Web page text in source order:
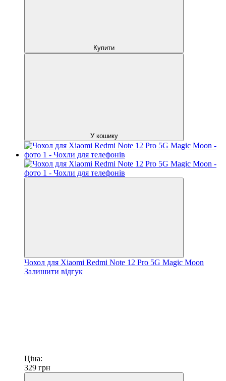
Купити
У кошику
Чохол для Xiaomi Redmi Note 12 Pro 5G Magic Moon
Залишити відгук
Ціна:
329 грн